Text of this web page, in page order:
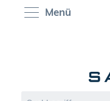
Menü